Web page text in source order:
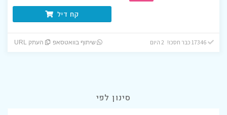
קח דיל
17346 כבר חסכו! 2 היום שיתוף בוואטסאפ העתק URL
סינון לפי